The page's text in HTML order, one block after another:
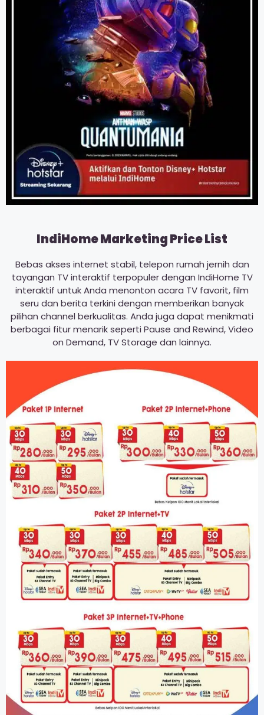
IndiHome Marketing Price List
Bebas akses internet stabil, telepon rumah jernih dan
tayangan TV interaktif terpopuler dengan IndiHome TV
interaktif untuk Anda menonton acara TV favorit, film
seru dan berita terkini dengan memberikan banyak
pilihan channel berkualitas. Anda juga dapat menikmati
berbagai fitur menarik seperti Pause and Rewind, Video
on Demand, TV Storage dan lainnya.